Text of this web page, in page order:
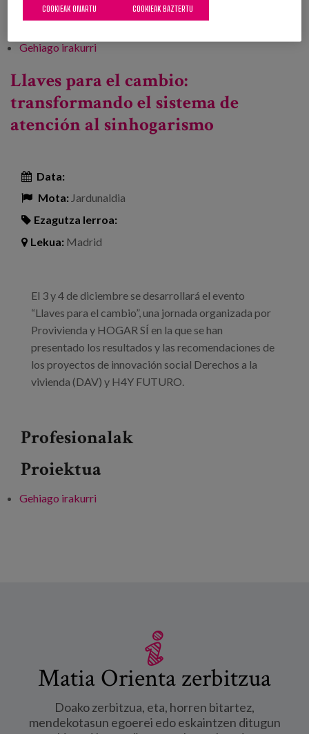
Proiektua
Gehiago irakurri
Llaves para el cambio:
transformando el sistema de
atención al sinhogarismo
Data:
Mota: Jardunaldia
Ezagutza lerroa:
Lekua: Madrid
El 3 y 4 de diciembre se desarrollará el evento
“Llaves para el cambio”, una jornada organizada por
Provivienda y HOGAR SÍ en la que se han
presentado los resultados y las recomendaciones de
los proyectos de innovación social Derechos a la
vivienda (DAV) y H4Y FUTURO.
Profesionalak
Proiektua
Gehiago irakurri
Matia Orienta zerbitzua
Doako zerbitzua, eta, horren bitartez,
mendekotasun egoerei edo eskaintzen ditugun
COOKIEAK BAZTERTU
COOKIEAK ONARTU